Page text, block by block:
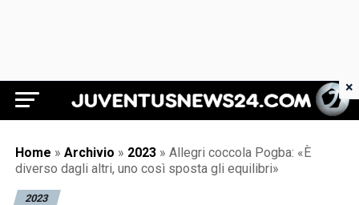
Juventus News 24
Home » Archivio » 2023 » Allegri coccola Pogba: «È
diverso dagli altri, uno così sposta gli equilibri»
2023
×